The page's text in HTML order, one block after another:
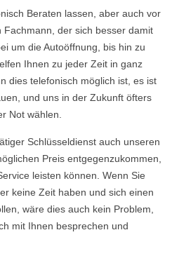
Beraten lassen, aber auch vor
der sich besser damit
um die Autoöffnung, bis hin zu
Ihnen zu jeder Zeit in ganz
dies telefonisch möglich ist, es ist
und uns in der Zukunft öfters
Not wählen.
Schlüsseldienst auch unseren
Preis entgegenzukommen,
leisten können. Wenn Sie
keine Zeit haben und sich einen
wäre dies auch kein Problem,
mit Ihnen besprechen und